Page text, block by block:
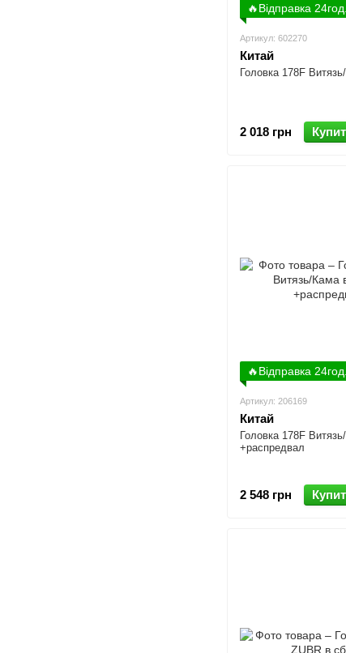
🔥Відправка 24год.
Артикул: 602270
Китай
Головка 178F
2 018 грн
🔥Відправка 24год.
Артикул: 206169
Китай
Головка 178F
+распредвал
2 548 грн